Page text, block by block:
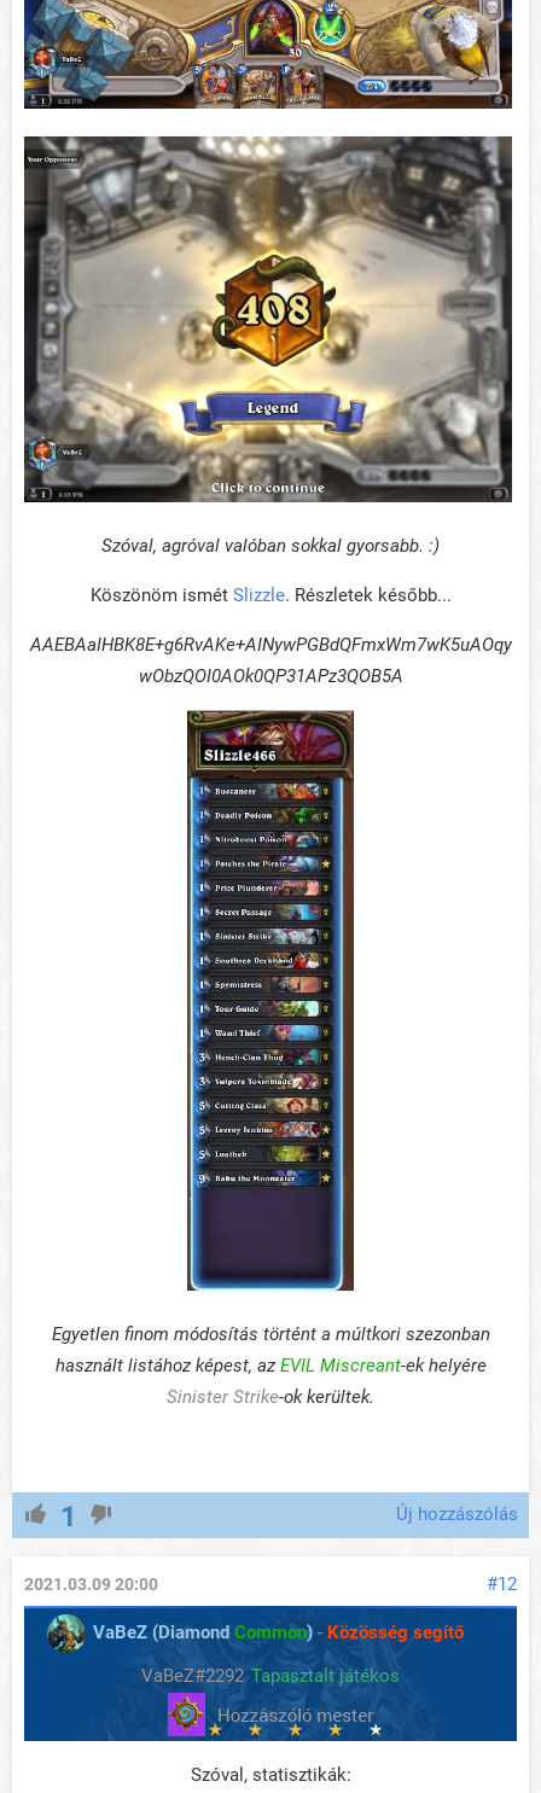
Szóval, agróval valóban sokkal gyorsabb. :)
Köszönöm ismét Slizzle. Részletek később...
AAEBAaIHBK8E+g6RvAKe+AINywPGBdQFmxWm7wK5uAOqy
wObzQOI0AOk0QP31APz3QOB5A
Egyetlen finom módosítás történt a múltkori szezonban
használt listához képest, az EVIL Miscreant-ek helyére
Sinister Strike-ok kerültek.
1 Új hozzászólás
#12
2021.03.09 20:00
VaBeZ (Diamond Common) - Közösség segítő
VaBeZ#2292 Tapasztalt játékos
Szóval, statisztikák: